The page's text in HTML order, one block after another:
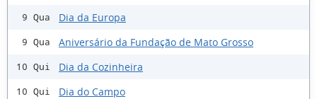
9 Qua Dia da Europa
9 Qua Aniversário da Fundação de Mato Grosso
10 Qui Dia da Cozinheira
10 Qui Dia do Campo